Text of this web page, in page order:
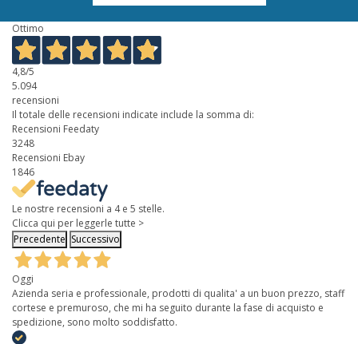
Ottimo
4,8/5
5.094
recensioni
Il totale delle recensioni indicate include la somma di:
Recensioni Feedaty
3248
Recensioni Ebay
1846
Le nostre recensioni a 4 e 5 stelle.
Clicca qui per leggerle tutte >
Precedente Successivo
Oggi
Azienda seria e professionale, prodotti di qualita' a un buon prezzo, staff
cortese e premuroso, che mi ha seguito durante la fase di acquisto e
spedizione, sono molto soddisfatto.